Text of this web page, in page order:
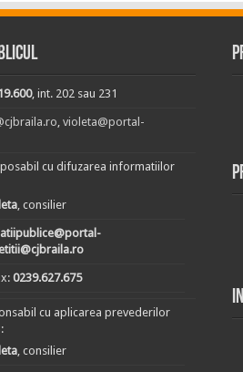
, int. 202 sau 231
,violeta@portal-
cu difuzarea informatiilor
, consilier
0239.627.675
cu aplicarea prevederilor
, consilier